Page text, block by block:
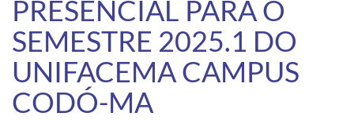
PRESENCIAL PARA O
SEMESTRE 2025.1 DO
UNIFACEMA CAMPUS
CODÓ-MA